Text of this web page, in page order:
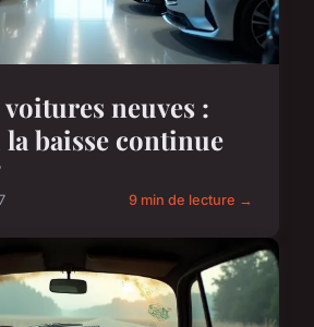
voitures neuves :
baisse continue
9 min de lecture →